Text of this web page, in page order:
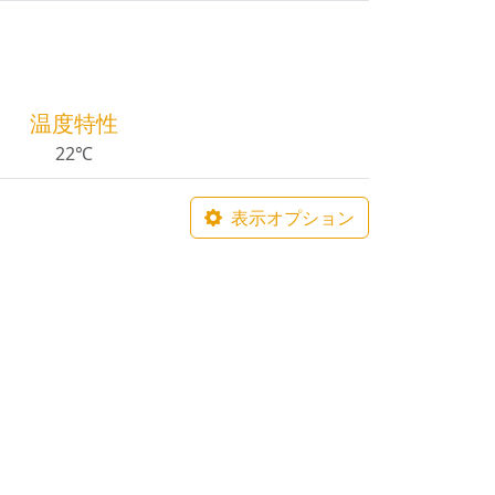
温度特性
22℃
表示オプション